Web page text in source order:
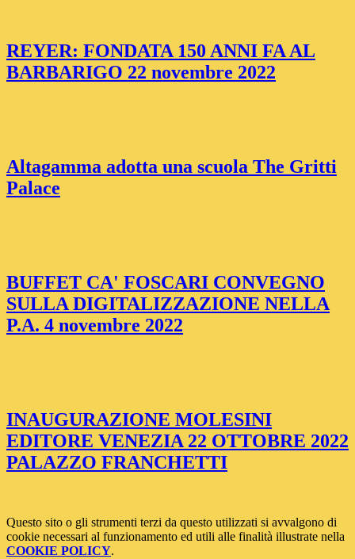
REYER: FONDATA 150 ANNI FA AL
BARBARIGO 22 novembre 2022
Altagamma adotta una scuola The Gritti
Palace
BUFFET CA' FOSCARI CONVEGNO
SULLA DIGITALIZZAZIONE NELLA
P.A. 4 novembre 2022
INAUGURAZIONE MOLESINI
EDITORE VENEZIA 22 OTTOBRE 2022
PALAZZO FRANCHETTI
Questo sito o gli strumenti terzi da questo utilizzati si avvalgono di
cookie necessari al funzionamento ed utili alle finalità illustrate nella
COOKIE POLICY.